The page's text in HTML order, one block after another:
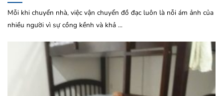
Mỗi khi chuyển nhà, việc vận chuyển đồ đạc luôn là nỗi ám ảnh của
nhiều người vì sự cồng kềnh và khả ...